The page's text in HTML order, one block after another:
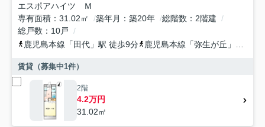
エスポアハイツ Ｍ
専有面積
31.02㎡ 築年月 築20年 総階数
2階建
総戸数
10戸
鹿児島本線 「 田代 」駅 徒歩9分 鹿児島本線 「弥生が丘 」駅 徒歩29分
賃貸（募集中1件）
2階
4.2万円
31.02㎡